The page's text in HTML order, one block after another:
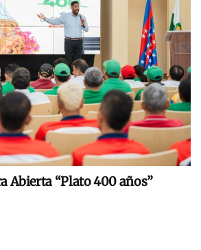
Abierta “Plato 400 años”